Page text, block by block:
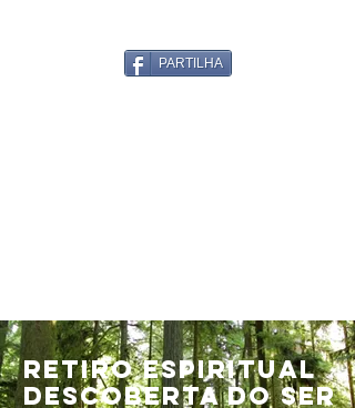
PARTILHA
Retiro Espiritual
Descoberta do SER